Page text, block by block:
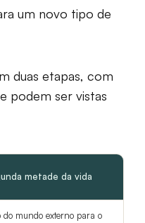
um novo tipo de
duas etapas, com
podem ser vistas
metade da vida
do mundo externo para o